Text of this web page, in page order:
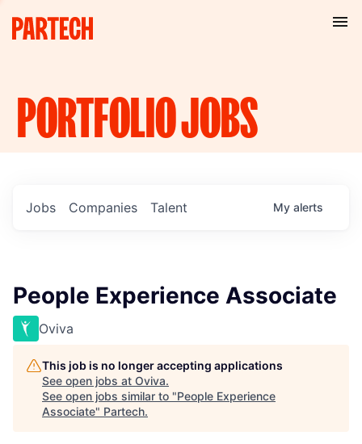
PORTFOLIOJOBS
Jobs Companies Talent My alerts
People Experience Associate
Oviva
This job is no longer accepting applications
See open jobs at Oviva.
See open jobs similar to "People Experience
Associate" Partech.